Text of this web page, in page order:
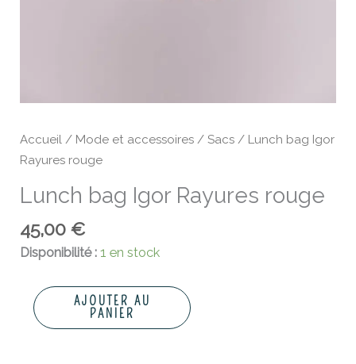
Accueil / Mode et accessoires /Sacs / Lunch bag Igor
Rayures rouge
Lunch bag Igor Rayures rouge
45,00€
Disponibilité : 1 en stock
AJOUTER AU
PANIER